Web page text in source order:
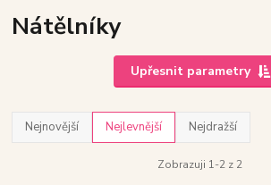
Nátělníky
Upřesnit parametry
Nejnovější Nejlevnější Nejdražší
Zobrazuji 1-2 z 2